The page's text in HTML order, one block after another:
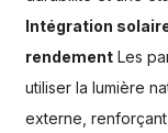
Intégration
rendementLes
utiliser la lumière
externe,